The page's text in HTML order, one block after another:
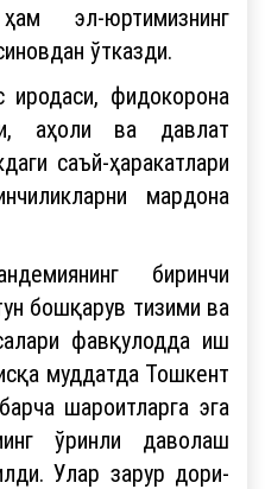
эл-юртимизнинг
ўтказди.
иродаси, фидокорона
аҳоли ва давлат
саъй-ҳаракатлари
мардона
биринчи
бошқарув тизими ва
фавқулодда иш
муддатда Тошкент
шароитларга эга
ўринли даволаш
Улар зарур дори-